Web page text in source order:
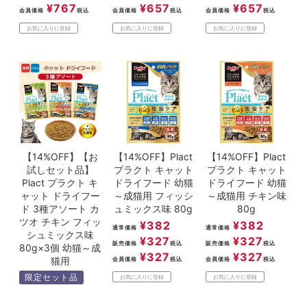
会員価格 ¥767 税込
お気に入りに登録
会員価格 ¥657 税込
お気に入りに登録
会員価格 ¥657 税込
お気に入りに登録
【14%OFF】【お
試しセット品】
Plact プラクト キ
ャット ドライフー
ド 3種アソート カ
ツオ チキン フィッ
シュミックス味
80g×3個 幼猫～成
猫用
限定セット品
【14%OFF】Plact
プラクト キャット
ドライフード 幼猫
～成猫用 フィッシ
ュミックス味 80g
通常価格 ¥382
販売価格 ¥327 税込
会員価格 ¥327 税込
お気に入りに登録
【14%OFF】Plact
プラクト キャット
ドライフード 幼猫
～成猫用 チキン味
80g
通常価格 ¥382
販売価格 ¥327 税込
会員価格 ¥327 税込
お気に入りに登録